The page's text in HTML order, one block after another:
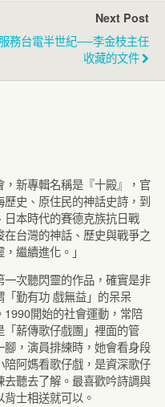
Next Post
服務台電半世紀──李金枝主任
收藏的文件
新專輯名稱是『十殿』，官
史、原住民的神話史詩，到
本時代的賽德克族抗日戰
台灣的神話、歷史與戰爭之
繼續進化。」
次聽閃靈的作品，確實是非
勤有功 戲無益」的呆呆
開始的社會運動，常陪
薪傳歌仔戲團」裡面的管
，演員排練時，她會看身段
阿媽看歌仔戲，是資深歌仔
聽去了解。最喜歡吟詩調與
士相送就可以。